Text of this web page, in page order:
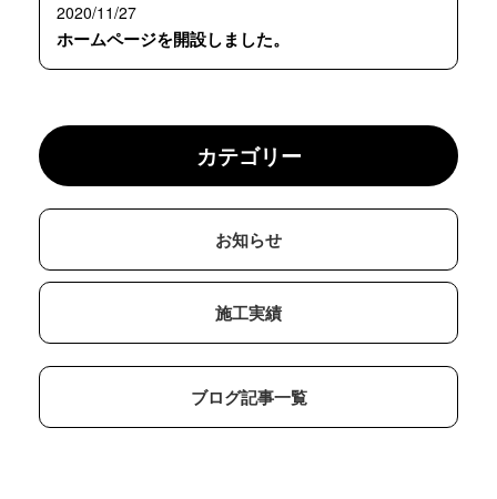
2020/11/27
ホームページを開設しました。
カテゴリー
お知らせ
施工実績
ブログ記事一覧